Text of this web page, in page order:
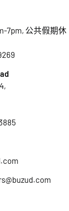
7pm, 公共假期休